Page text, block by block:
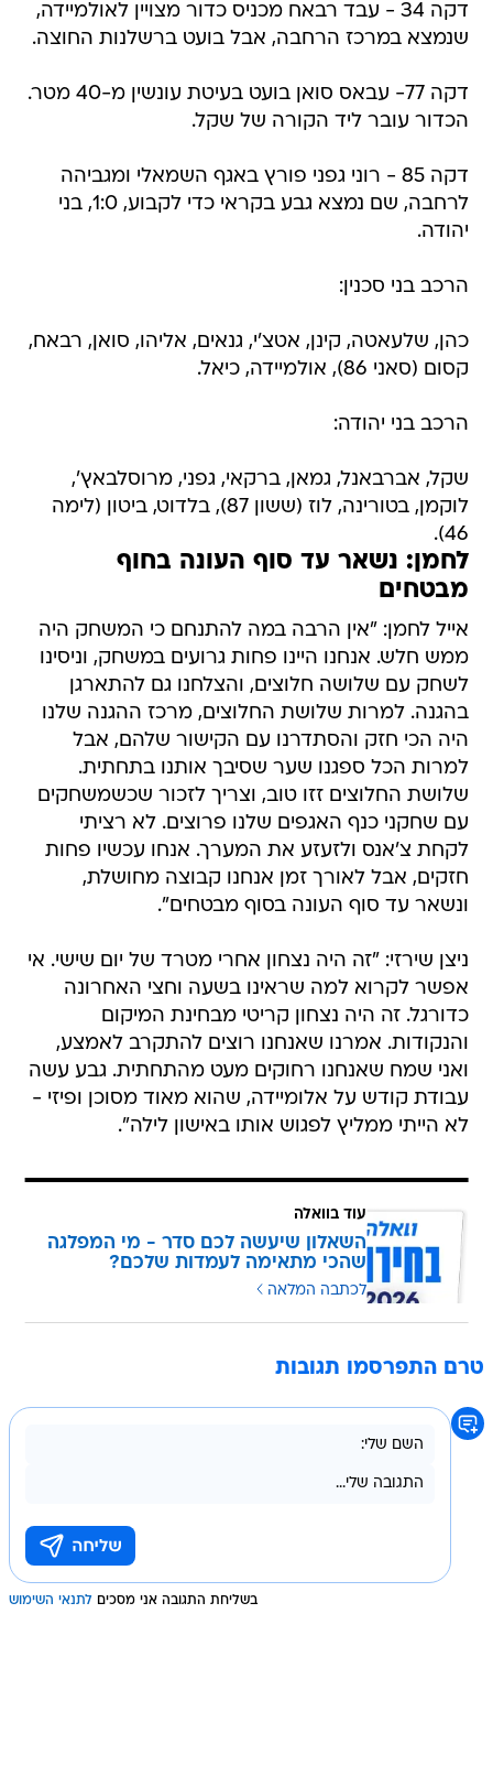
דקה 34 - עבד רבאח מכניס כדור מצויין לאולמיידה,
שנמצא במרכז הרחבה, אבל בועט ברשלנות החוצה.
דקה 77- עבאס סואן בועט בעיטת עונשין מ-40 מטר.
הכדור עובר ליד הקורה של שקל.
דקה 85 - רוני גפני פורץ באגף השמאלי ומגביהה
לרחבה, שם נמצא גבע בקראי כדי לקבוע, 1:0, בני
יהודה.
הרכב בני סכנין:
כהן, שלעאטה, קינן, אטצ'י, גנאים, אליהו, סואן, רבאח,
קסום (סאני 86), אולמיידה, כיאל.
הרכב בני יהודה:
שקל, אברבאנל, גמאן, ברקאי, גפני, מרוסלבאץ',
לוקמן, בטורינה, לוז (ששון 87), בלדוט, ביטון (לימה
46).
לחמן: נשאר עד סוף העונה בחוף
מבטחים
אייל לחמן: "אין הרבה במה להתנחם כי המשחק היה
ממש חלש. אנחנו היינו פחות גרועים במשחק, וניסינו
לשחק עם שלושה חלוצים, והצלחנו גם להתארגן
בהגנה. למרות שלושת החלוצים, מרכז ההגנה שלנו
היה הכי חזק והסתדרנו עם הקישור שלהם, אבל
למרות הכל ספגנו שער שסיבך אותנו בתחתית.
שלושת החלוצים זזו טוב, וצריך לזכור שכשמשחקים
עם שחקני כנף האגפים שלנו פרוצים. לא רציתי
לקחת צ'אנס ולזעזע את המערך. אנחו עכשיו פחות
חזקים, אבל לאורך זמן אנחנו קבוצה מחושלת,
ונשאר עד סוף העונה בסוף מבטחים".
ניצן שירזי: "זה היה נצחון אחרי מטרד של יום שישי. אי
אפשר לקרוא למה שראינו בשעה וחצי האחרונה
כדורגל. זה היה נצחון קריטי מבחינת המיקום
והנקודות. אמרנו שאנחנו רוצים להתקרב לאמצע,
ואני שמח שאנחנו רחוקים מעט מהתחתית. גבע עשה
עבודת קודש על אלומיידה, שהוא מאוד מסוכן ופיזי -
לא הייתי ממליץ לפגוש אותו באישון לילה".
עוד בוואלה
השאלון שיעשה לכם סדר - מי המפלגה
שהכי מתאימה לעמדות שלכם?
לכתבה המלאה
טרם התפרסמו תגובות
בשליחת התגובה אני מסכים לתנאי השימוש